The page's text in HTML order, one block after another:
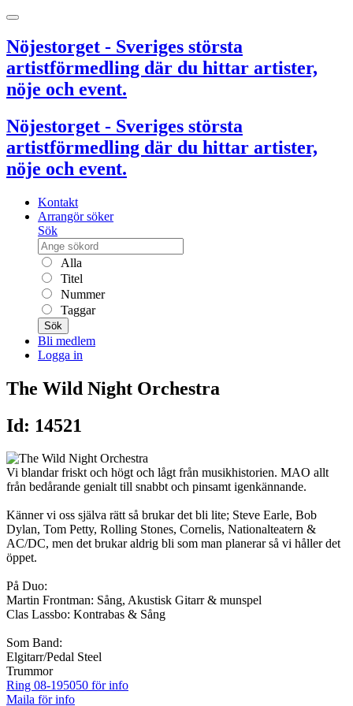
Nöjestorget - Sveriges största
artistförmedling där du hittar artister,
nöje och event.
Nöjestorget - Sveriges största
artistförmedling där du hittar artister,
nöje och event.
Kontakt
Arrangör söker
Sök
Alla
Titel
Nummer
Taggar
Sök
Bli medlem
Logga in
The Wild Night Orchestra
Id: 14521
Vi blandar friskt och högt och lågt från musikhistorien. MAO allt
från bedårande genialt till snabbt och pinsamt igenkännande.
Känner vi oss själva rätt så brukar det bli lite; Steve Earle, Bob
Dylan, Tom Petty, Rolling Stones, Cornelis, Nationalteatern &
AC/DC, men det brukar aldrig bli som man planerar så vi håller det
öppet.
På Duo:
Martin Frontman: Sång, Akustisk Gitarr & munspel
Clas Lassbo: Kontrabas & Sång
Som Band:
Elgitarr/Pedal Steel
Trummor
Ring 08-195050 för info
Maila för info